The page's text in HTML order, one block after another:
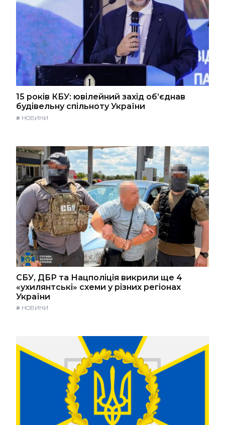
15 років КБУ: ювілейний захід об’єднав
будівельну спільноту України
# НОВИНИ
СБУ, ДБР та Нацполіція викрили ще 4
«ухилянтські» схеми у різних регіонах
України
# НОВИНИ